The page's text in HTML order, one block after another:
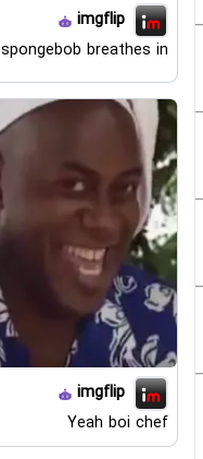
imgflip
spongebob breathes in
imgflip
Yeah boi chef